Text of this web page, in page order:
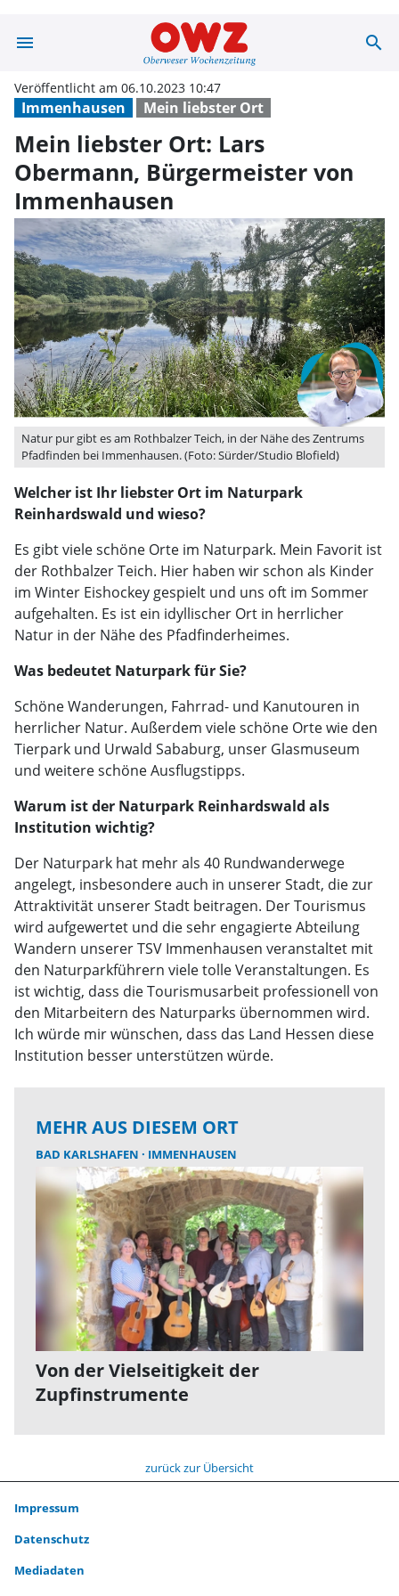
menu Mein liebster search
Immenhausen Mein liebster Ort
Veröffentlicht am 06.10.2023 10:47
Mein liebster Ort: Lars
Obermann, Bürgermeister von
Immenhausen
Natur pur gibt es am Rothbalzer Teich, in der Nähe des Zentrums
Pfadfinden bei Immenhausen. (Foto: Sürder/Studio Blofield)
Welcher ist Ihr liebster Ort im Naturpark
Reinhardswald und wieso?
Es gibt viele schöne Orte im Naturpark. Mein Favorit ist
der Rothbalzer Teich. Hier haben wir schon als Kinder
im Winter Eishockey gespielt und uns oft im Sommer
aufgehalten. Es ist ein idyllischer Ort in herrlicher
Natur in der Nähe des Pfadfinderheimes.
Was bedeutet Naturpark für Sie?
Schöne Wanderungen, Fahrrad- und Kanutouren in
herrlicher Natur. Außerdem viele schöne Orte wie den
Tierpark und Urwald Sababurg, unser Glasmuseum
und weitere schöne Ausflugstipps.
Warum ist der Naturpark Reinhardswald als
Institution wichtig?
Der Naturpark hat mehr als 40 Rundwanderwege
angelegt, insbesondere auch in unserer Stadt, die zur
Attraktivität unserer Stadt beitragen. Der Tourismus
wird aufgewertet und die sehr engagierte Abteilung
Wandern unserer TSV Immenhausen veranstaltet mit
den Naturparkführern viele tolle Veranstaltungen. Es
ist wichtig, dass die Tourismusarbeit professionell von
den Mitarbeitern des Naturparks übernommen wird.
Ich würde mir wünschen, dass das Land Hessen diese
Institution besser unterstützen würde.
MEHR AUS DIESEM ORT
BAD KARLSHAFEN IMMENHAUSEN
Von der Vielseitigkeit der
Zupfinstrumente
zurück zur Übersicht
Impressum
Datenschutz
Mediadaten